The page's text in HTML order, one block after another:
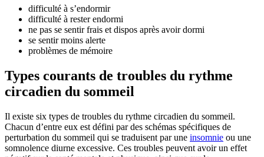
difficulté à s’endormir
difficulté à rester endormi
ne pas se sentir frais et dispos après avoir dormi
se sentir moins alerte
problèmes de mémoire
Types courants de troubles du rythme
circadien du sommeil
Il existe six types de troubles du rythme circadien du sommeil.
Chacun d’entre eux est défini par des schémas spécifiques de
perturbation du sommeil qui se traduisent par une insomnie ou une
somnolence diurne excessive. Ces troubles peuvent avoir un effet